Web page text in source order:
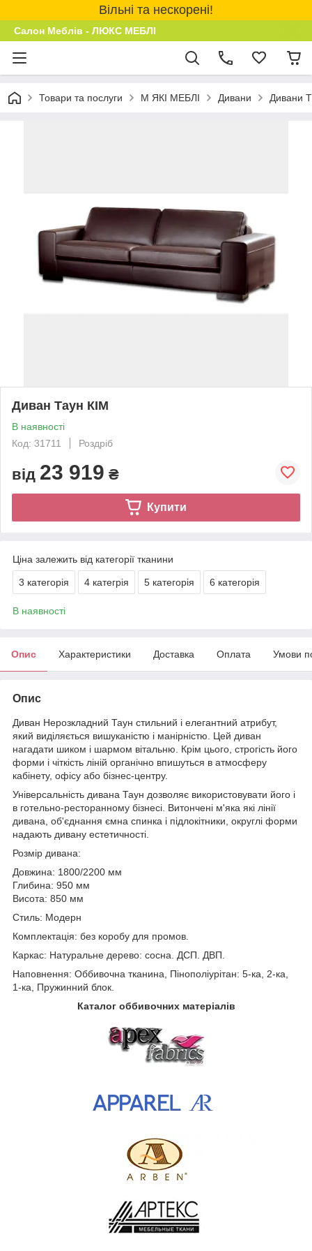
Вільні та нескорені!
Салон Меблів - ЛЮКС МЕБЛІ
Товари та послуги М ЯКІ МЕБЛІ Дивани Дивани
Диван Таун КІМ
В наявності
Код: 31711
Роздріб
від 23 919 ₴
Купити
Ціна залежить від категорії тканини
3 категорія 4 категрія 5 категорія 6 категорія
В наявності
Опис Характеристики Доставка Оплата Умови
Опис
Диван Нерозкладний Таун стильний і елегантний атрибут,
який виділяється вишуканістю і манірністю. Цей диван
нагадати шиком і шармом вітальню. Крім цього, строгість його
форми і чіткість ліній органічно впишуться в атмосферу
кабінету, офісу або бізнес-центру.
Універсальність дивана Таун дозволяє використовувати його і
в готельно-ресторанному бізнесі. Витончені м'яка які лінії
дивана, об'єднання ємна спинка і підлокітники, округлі форми
надають дивану естетичності.
Розмір дивана:
Довжина: 1800/2200 мм
Глибина: 950 мм
Висота: 850 мм
Стиль: Модерн
Комплектація: без коробу для промов.
Каркас: Натуральне дерево: сосна. ДСП. ДВП.
Наповнення: Оббивочна тканина, Пінополіурітан: 5-ка, 2-ка,
1-ка, Пружинний блок.
Каталог оббивочних матеріалів